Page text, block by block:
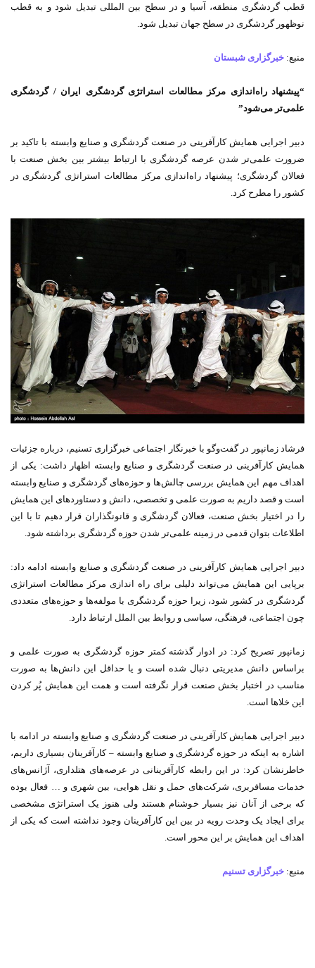
قطب گردشگری منطقه، آسیا و در سطح بین المللی تبدیل شود و به قطب
نوظهور گردشگری در سطح جهان تبدیل شود.
منبع: خبرگزاری شبستان
“پیشنهاد راه‌اندازی مرکز مطالعات استراتژی گردشگری ایران / گردشگری
علمی‌تر می‌شود”
دبیر اجرایی همایش کارآفرینی در صنعت گردشگری و صنایع وابسته با تاکید بر
ضرورت علمی‌تر شدن عرصه گردشگری با ارتباط بیشتر بین بخش صنعت با
فعالان گردشگری؛ پیشنهاد راه‌اندازی مرکز مطالعات استراتژی گردشگری در
کشور را مطرح کرد.
فرشاد زمانپور در گفت‌وگو با خبرنگار اجتماعی خبرگزاری تسنیم، درباره جزئیات
همایش کارآفرینی در صنعت گردشگری و صنایع وابسته اظهار داشت: یکی از
اهداف مهم این همایش بررسی چالش‌ها و حوزه‌های گردشگری و صنایع وابسته
است و قصد داریم به صورت علمی و تخصصی، دانش و دستاوردهای این همایش
را در اختیار بخش صنعت، فعالان گردشگری و قانونگذاران قرار دهیم تا با این
اطلاعات بتوان قدمی در زمینه علمی‌تر شدن حوزه گردشگری برداشته شود.
دبیر اجرایی همایش کارآفرینی در صنعت گردشگری و صنایع وابسته ادامه داد:
برپایی این همایش می‌تواند دلیلی برای راه اندازی مرکز مطالعات استراتژی
گردشگری در کشور شود، زیرا حوزه گردشگری با مولفه‌ها و حوزه‌های متعددی
چون اجتماعی، فرهنگی، سیاسی و روابط بین الملل ارتباط دارد.
زمانپور تصریح کرد: در ادوار گذشته کمتر حوزه گردشگری به صورت علمی و
براساس دانش مدیریتی دنبال شده است و یا حداقل این دانش‌ها به صورت
مناسب در اختبار بخش صنعت قرار نگرفته است و همت این همایش پُر کردن
این خلاها است.
دبیر اجرایی همایش کارآفرینی در صنعت گردشگری و صنایع وابسته در ادامه با
اشاره به اینکه در حوزه گردشگری و صنایع وابسته – کارآفرینان بسیاری داریم،
خاطرنشان کرد: در این رابطه کارآفرینانی در عرصه‌های هتلداری، آژانس‌های
خدمات مسافربری، شرکت‌های حمل و نقل هوایی، بین شهری و … فعال بوده
که برخی از آنان نیز بسیار خوشنام هستند ولی هنوز یک استراتژی مشخصی
برای ایجاد یک وحدت رویه در بین این کارآفرینان وجود نداشته است که یکی از
اهداف این همایش بر این محور است.
منبع: خبرگزاری تسنیم